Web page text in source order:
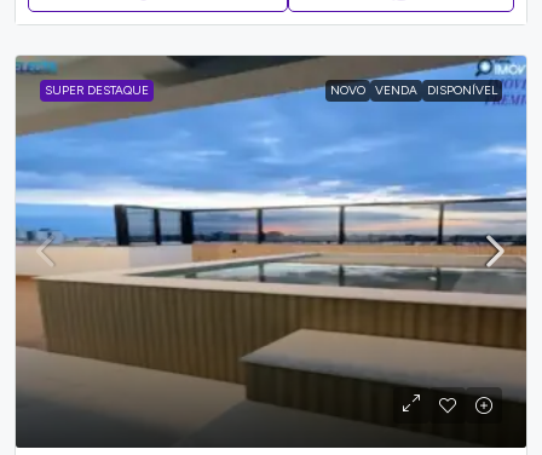
SUPER DESTAQUE NOVO VENDA DISPONÍVEL